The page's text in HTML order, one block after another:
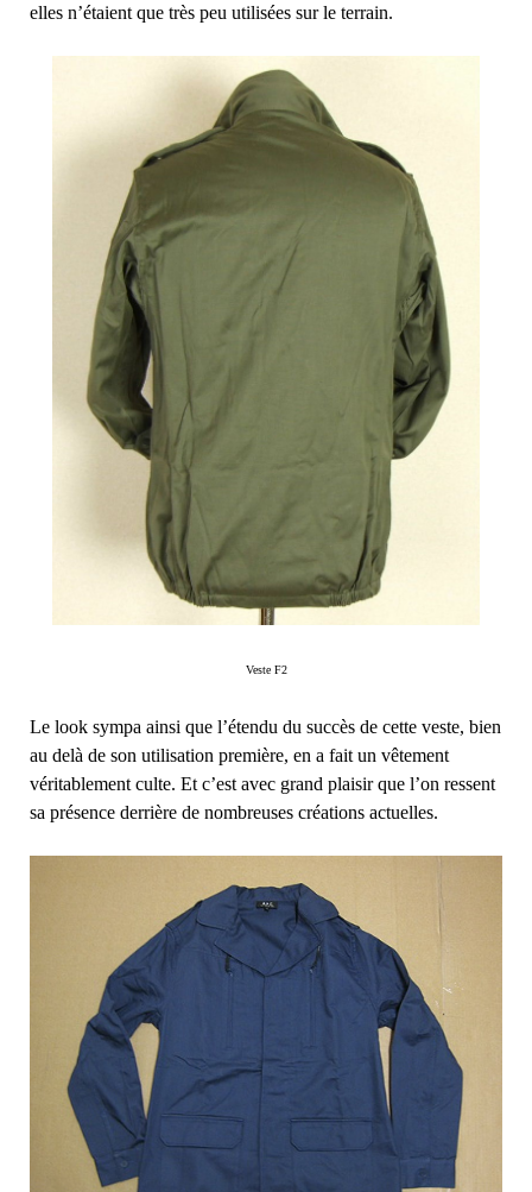
elles n’étaient que très peu utilisées sur le terrain.
Veste F2
Le look sympa ainsi que l’étendu du succès de cette veste, bien
au delà de son utilisation première, en a fait un vêtement
véritablement culte. Et c’est avec grand plaisir que l’on ressent
sa présence derrière de nombreuses créations actuelles.